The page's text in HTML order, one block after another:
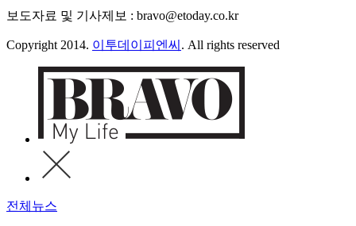
보도자료 및 기사제보 : bravo@etoday.co.kr
Copyright 2014. 이투데이피엔씨 . All rights reserved
전체뉴스